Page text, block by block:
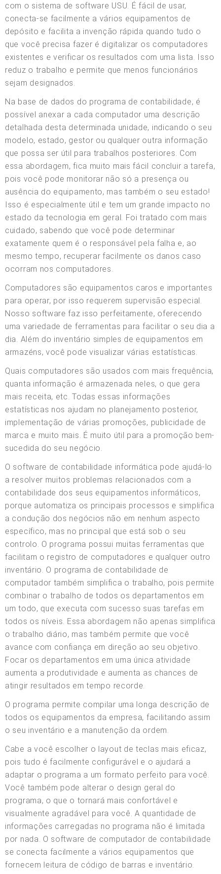
com o sistema de software USU. É fácil de usar,
conecta-se facilmente a vários equipamentos de
depósito e facilita a invenção rápida quando tudo o
que você precisa fazer é digitalizar os computadores
existentes e verificar os resultados com uma lista. Isso
reduz o trabalho e permite que menos funcionários
sejam designados.
Na base de dados do programa de contabilidade, é
possível anexar a cada computador uma descrição
detalhada desta determinada unidade, indicando o seu
modelo, estado, gestor ou qualquer outra informação
que possa ser útil para trabalhos posteriores. Com
essa abordagem, fica muito mais fácil concluir a tarefa,
pois você pode monitorar não só a presença ou
ausência do equipamento, mas também o seu estado!
Isso é especialmente útil e tem um grande impacto no
estado da tecnologia em geral. Foi tratado com mais
cuidado, sabendo que você pode determinar
exatamente quem é o responsável pela falha e, ao
mesmo tempo, recuperar facilmente os danos caso
ocorram nos computadores.
Computadores são equipamentos caros e importantes
para operar, por isso requerem supervisão especial.
Nosso software faz isso perfeitamente, oferecendo
uma variedade de ferramentas para facilitar o seu dia a
dia. Além do inventário simples de equipamentos em
armazéns, você pode visualizar várias estatísticas.
Quais computadores são usados com mais frequência,
quanta informação é armazenada neles, o que gera
mais receita, etc. Todas essas informações
estatísticas nos ajudam no planejamento posterior,
implementação de várias promoções, publicidade de
marca e muito mais. É muito útil para a promoção bem-
sucedida do seu negócio.
O software de contabilidade informática pode ajudá-lo
a resolver muitos problemas relacionados com a
contabilidade dos seus equipamentos informáticos,
porque automatiza os principais processos e simplifica
a condução dos negócios não em nenhum aspecto
específico, mas no principal que está sob o seu
controlo. O programa possui muitas ferramentas que
facilitam o registro de computadores e qualquer outro
inventário. O programa de contabilidade de
computador também simplifica o trabalho, pois permite
combinar o trabalho de todos os departamentos em
um todo, que executa com sucesso suas tarefas em
todos os níveis. Essa abordagem não apenas simplifica
o trabalho diário, mas também permite que você
avance com confiança em direção ao seu objetivo.
Focar os departamentos em uma única atividade
aumenta a produtividade e aumenta as chances de
atingir resultados em tempo recorde.
O programa permite compilar uma longa descrição de
todos os equipamentos da empresa, facilitando assim
o seu inventário e a manutenção da ordem.
Cabe a você escolher o layout de teclas mais eficaz,
pois tudo é facilmente configurável e o ajudará a
adaptar o programa a um formato perfeito para você.
Você também pode alterar o design geral do
programa, o que o tornará mais confortável e
visualmente agradável para você. A quantidade de
informações carregadas no programa não é limitada
por nada. O software de computador de contabilidade
se conecta facilmente a vários equipamentos que
fornecem leitura de código de barras e inventário.